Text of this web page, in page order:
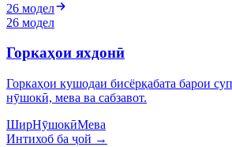
26 модел
26 модел
Горкаҳои яхдонӣ
Горкаҳои кушодаи бисёрқабата барои
нӯшокӣ, мева ва сабзавот.
ШирНӯшокӣМева
Интихоб ба ҷой →